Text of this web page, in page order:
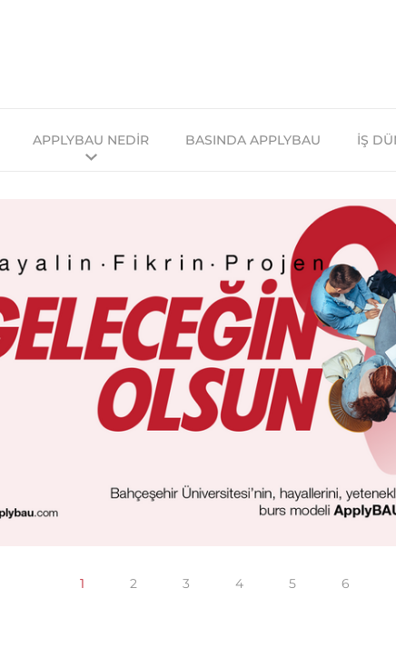
APPLYBAU NEDİR BASINDA APPLYBAU İŞ
1 2 3 4 5 6